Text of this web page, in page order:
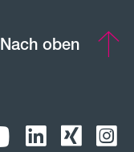
Nach oben